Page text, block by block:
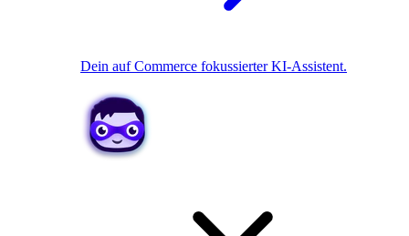
Dein auf Commerce fokussierter KI-Assistent.